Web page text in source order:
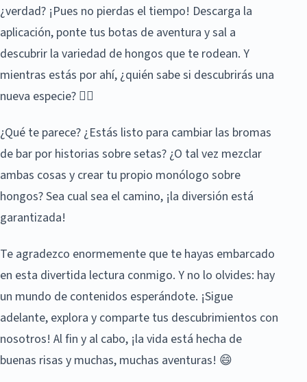
¿verdad? ¡Pues no pierdas el tiempo! Descarga la
aplicación, ponte tus botas de aventura y sal a
descubrir la variedad de hongos que te rodean. Y
mientras estás por ahí, ¿quién sabe si descubrirás una
nueva especie? 🕵️‍♂️
¿Qué te parece? ¿Estás listo para cambiar las bromas
de bar por historias sobre setas? ¿O tal vez mezclar
ambas cosas y crear tu propio monólogo sobre
hongos? Sea cual sea el camino, ¡la diversión está
garantizada!
Te agradezco enormemente que te hayas embarcado
en esta divertida lectura conmigo. Y no lo olvides: hay
un mundo de contenidos esperándote. ¡Sigue
adelante, explora y comparte tus descubrimientos con
nosotros! Al fin y al cabo, ¡la vida está hecha de
buenas risas y muchas, muchas aventuras! 😄